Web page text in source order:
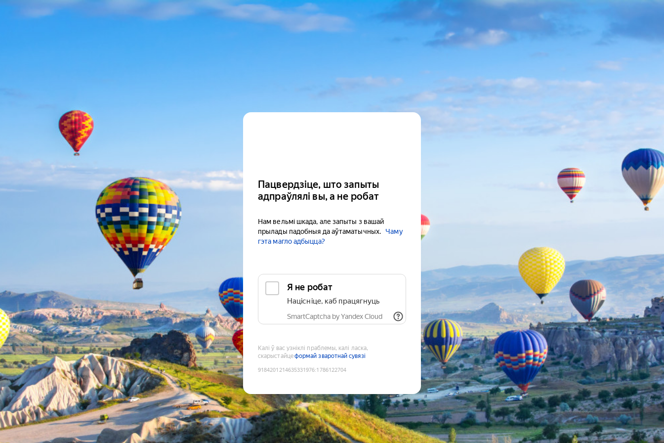
Пацвердзіце, што запыты
адпраўлялі вы, а не робат
Нам вельмі шкада, але запыты з вашай
прылады падобныя да аўтаматычных.
Чаму
гэта магло адбыцца?
Я не робат
Націсніце, каб працягнуць
SmartCaptcha by Yandex Cloud
Калі ў вас узніклі праблемы, калі ласка,
скарыстайцеформай зваротнай сувязі
9184201214635331976:1786122704